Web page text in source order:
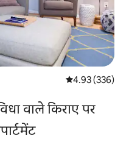
औसत रेटिंग 5 में से
4.93 (336)
वाले किराए पर